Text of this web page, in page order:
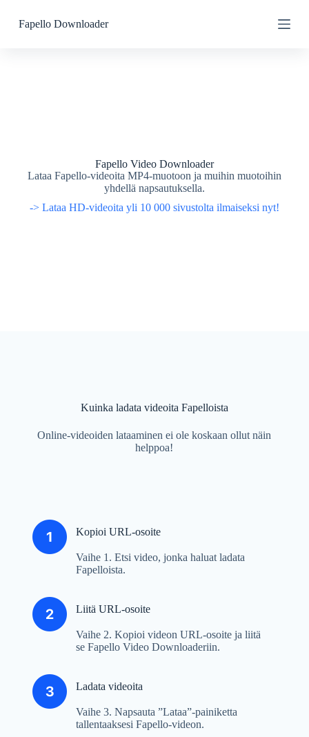
kkFapello Downloader
Fapello Video Downloader
Lataa Fapello-videoita MP4-muotoon ja muihin muotoihin
yhdellä napsautuksella.
-> Lataa HD-videoita yli 10 000 sivustolta ilmaiseksi nyt!
Kuinka ladata videoita Fapelloista
Online-videoiden lataaminen ei ole koskaan ollut näin
helppoa!
Kopioi URL-osoite
Vaihe 1. Etsi video, jonka haluat ladata
Fapelloista.
Liitä URL-osoite
Vaihe 2. Kopioi videon URL-osoite ja liitä
se Fapello Video Downloaderiin.
Ladata videoita
Vaihe 3. Napsauta ”Lataa”-painiketta
tallentaaksesi Fapello-videon.